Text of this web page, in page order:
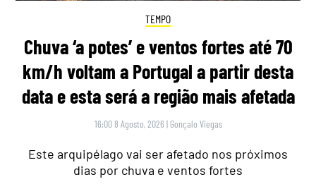
TEMPO
Chuva ‘a potes’ e ventos fortes até 70
km/h voltam a Portugal a partir desta
data e esta será a região mais afetada
16:00 8 Agosto, 2026 | Gonçalo Viegas
Este arquipélago vai ser afetado nos próximos
dias por chuva e ventos fortes